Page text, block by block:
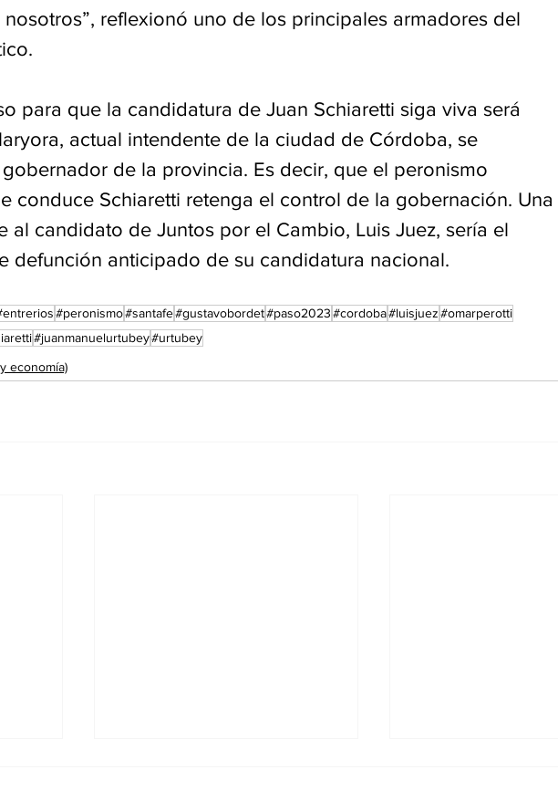
reflexionó uno de los principales armadores del
para que la candidatura de Juan Schiaretti siga viva será
actual intendente de la ciudad de Córdoba, se
de la provincia. Es decir, que el peronismo
conduce Schiaretti retenga el control de la gobernación. Una
al candidato de Juntos por el Cambio, Luis Juez, sería el
defunción anticipado de su candidatura nacional.
#peronismo#santafe#gustavobordet#paso2023#cordoba#luisjuez#omarperotti
#juanmanuelurtubey#urtubey
economía)